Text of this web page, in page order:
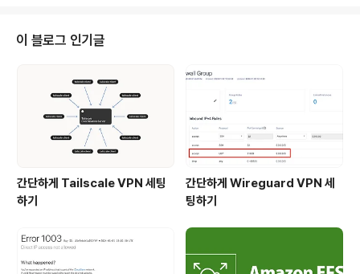
[홈서버구축하기 7] 공유 스토리지를 만들어보자(feat. 시
놀로지) [홈서버구축하기 8] 완성된 내 홈서버 네트워크 구
대로 내가 염려하는 사항중에 하나는 내 서버의 아이피가
공공에 노출되는 것이다. 이는 누군가 내 서버에 대해 안
이 블로그 인기글
간단하게 Tailscale VPN 세팅
하기
간단하게 Wireguard VPN 세
팅하기